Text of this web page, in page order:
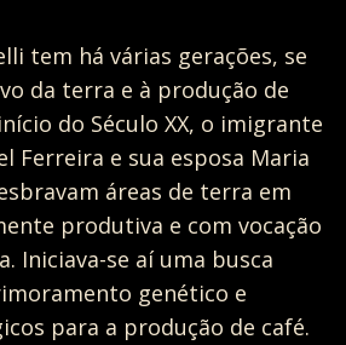
tem há várias gerações, se
da terra e à produção de
do Século XX, o imigrante
Ferreira e sua esposa Maria
áreas de terra em
produtiva e com vocação
Iniciava-se aí uma busca
genético e
para a produção de café.